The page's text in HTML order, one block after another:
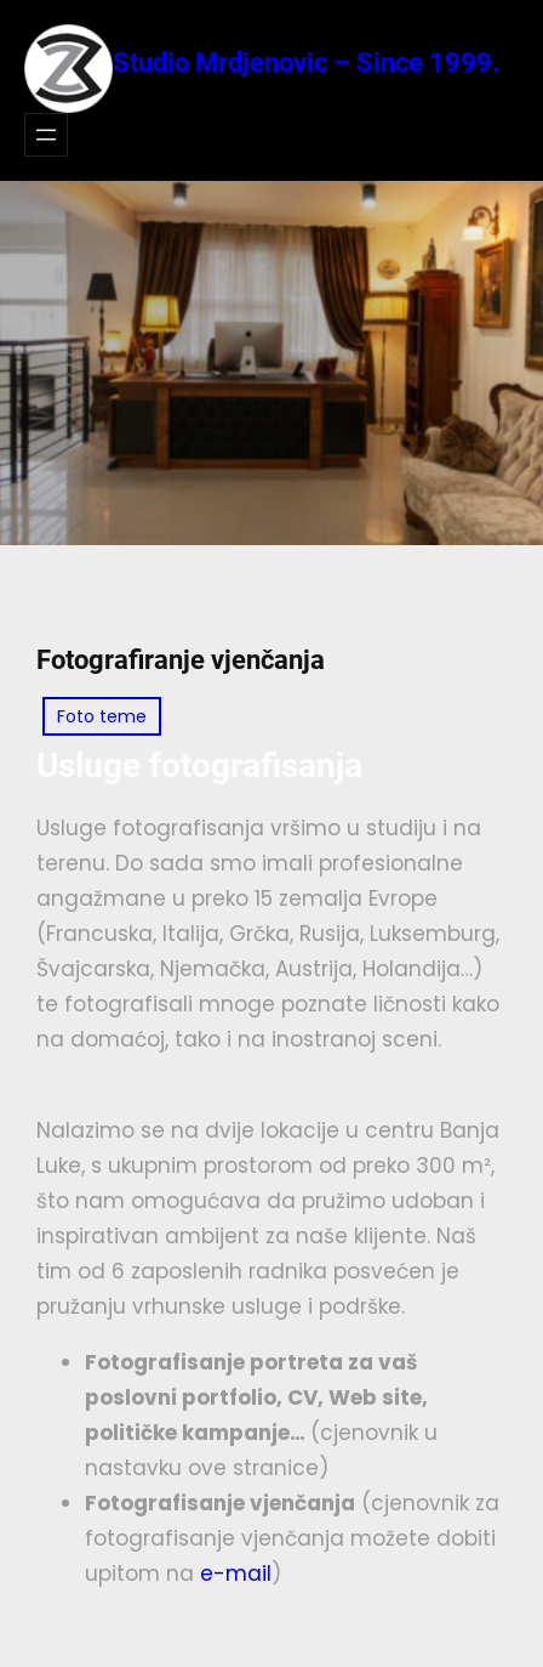
na
sadržaj
Studio Mrdjenovic – Since 1999.
Fotografiranje vjenčanja
Foto teme
Usluge fotografisanja vršimo u studiju i na
terenu. Do sada smo imali profesionalne
angažmane u preko 15 zemalja Evrope
(Francuska, Italija, Grčka, Rusija, Luksemburg,
Švajcarska, Njemačka, Austrija, Holandija…)
te fotografisali mnoge poznate ličnosti kako
na domaćoj, tako i na inostranoj sceni.
Nalazimo se na dvije lokacije u centru Banja
Luke, s ukupnim prostorom od preko 300 m²,
što nam omogućava da pružimo udoban i
inspirativan ambijent za naše klijente. Naš
tim od 6 zaposlenih radnika posvećen je
pružanju vrhunske usluge i podrške.
Fotografisanje portreta za vaš
poslovni portfolio, CV, Web site,
političke kampanje… (cjenovnik u
nastavku ove stranice)
Fotografisanje vjenčanja (cjenovnik za
fotografisanje vjenčanja možete dobiti
upitom na e-mail)